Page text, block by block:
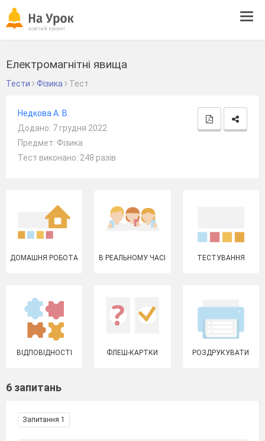
Електромагнітні явища
Тести Фізика Тест
Недкова А. В.
Додано: 7 грудня 2022
Предмет: Фізика
Тест виконано: 248 разів
ДОМАШНЯ РОБОТА В РЕАЛЬНОМУ ЧАСІ ТЕСТУВАННЯ
ВІДПОВІДНОСТІ ФЛЕШ-КАРТКИ РОЗДРУКУВАТИ
6 запитань
Запитання 1